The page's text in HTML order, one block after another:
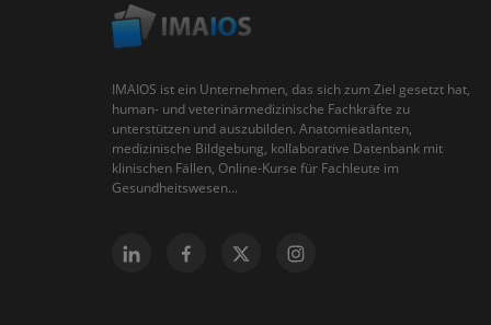
IMAIOS ist ein Unternehmen, das sich zum Ziel gesetzt hat,
human- und veterinärmedizinische Fachkräfte zu
unterstützen und auszubilden. Anatomieatlanten,
medizinische Bildgebung, kollaborative Datenbank mit
klinischen Fällen, Online-Kurse für Fachleute im
Gesundheitswesen...